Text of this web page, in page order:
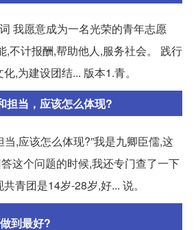
我愿意成为一名光荣的青年志愿
,不计报酬,帮助他人,服务社会。 践行
,为建设团结... 版本1.青。
担当，应该怎么体现?
当,应该怎么体现?”我是九卿臣儒,这
这个问题的时候,我还专门查了一下
青团是14岁-28岁,好... 说。
到最好?